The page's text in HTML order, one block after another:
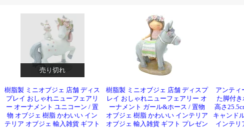
売り切れ
樹脂製 ミニオブジェ 店舗 ディス
プレイ おしゃれニューフェアリ
ー オーナメント ユニコーン / 置
物 オブジェ 樹脂 かわいい イン
テリア オブジェ 輸入雑貨 ギフト
樹脂製 ミニオブジェ 店舗 ディスプ
レイ おしゃれニューフェアリー オ
ーナメント ガール&ホース / 置物
オブジェ 樹脂 かわいい インテリア
オブジェ 輸入雑貨 ギフト プレゼン
アンティ
た脚付
高さ
キャンド
インテリ